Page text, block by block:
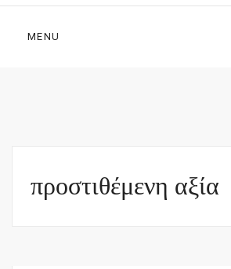
MENU
προστιθέμενη αξία